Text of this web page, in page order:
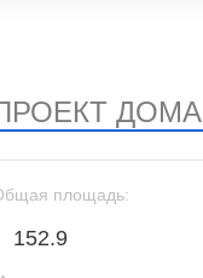
ДОМА
площадь:
152.9